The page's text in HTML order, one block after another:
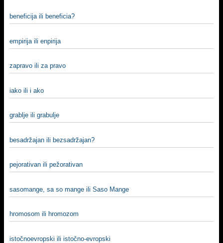
beneficija ili beneficia?
empirija ili enpirija
zapravo ili za pravo
iako ili i ako
grablje ili grabulje
besadržajan ili bezsadržajan?
pejorativan ili pežorativan
sasomange, sa so mange ili Saso Mange
hromosom ili hromozom
istočnoevropski ili istočno-evropski